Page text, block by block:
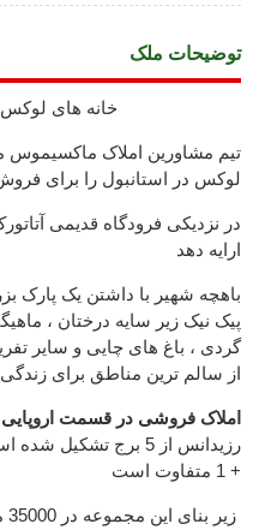
توضیحات ملک
خانه های لوکس
تیم مشاورین املاک ماکسیموس
لوکس در استانبول را برای
در نزدیکی فرودگاه قدیمی
ارایه دهد
باهچه شهیر با داشتن یک پارک
پیک نیک زیر سایه درختان ،
گردی ، باغ های چایی و سایر
از سالم ترین مناطق برای
املاک فروشی در قسمت اروپایی
+ 1 متفاوت است